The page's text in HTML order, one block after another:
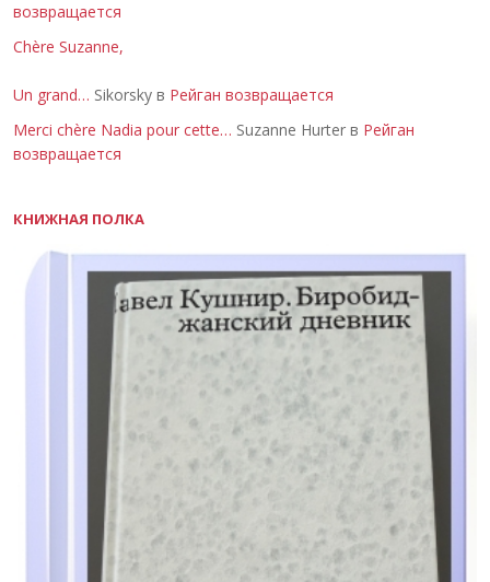
возвращается
Chère Suzanne,
Un grand… Sikorsky в Рейган возвращается
Merci chère Nadia pour cette… Suzanne Hurter в Рейган
возвращается
КНИЖНАЯ ПОЛКА